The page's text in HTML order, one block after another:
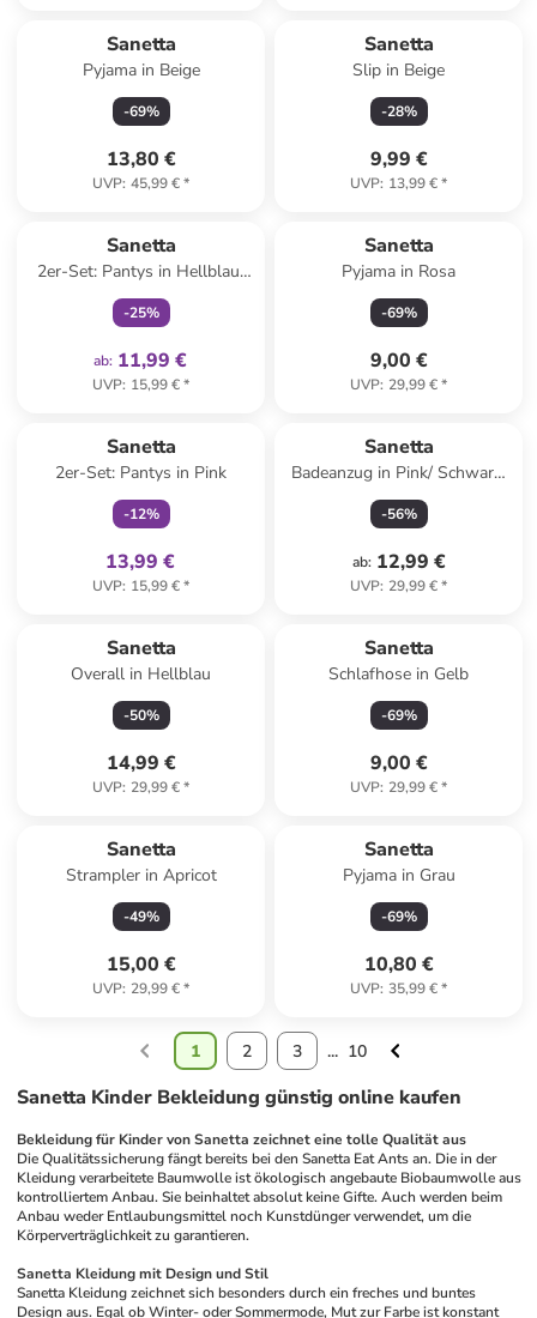
Sanetta
Pyjama in Beige
-69%
13,80 €
UVP: 45,99 €*
Sanetta
Slip in Beige
-28%
9,99 €
UVP: 13,99 €*
Sanetta
2er-Set: Pantys in Hellblau/
Creme
-25%
ab: 11,99 €
UVP: 15,99 €*
Sanetta
Pyjama in Rosa
-69%
9,00 €
UVP: 29,99 €*
Sanetta
2er-Set: Pantys in Pink
-12%
13,99 €
UVP: 15,99 €*
Sanetta
Badeanzug in Pink/ Schwarz/
Weiß
-56%
ab: 12,99 €
UVP: 29,99 €*
Sanetta
Overall in Hellblau
-50%
14,99 €
UVP: 29,99 €*
Sanetta
Schlafhose in Gelb
-69%
9,00 €
UVP: 29,99 €*
Sanetta
Strampler in Apricot
-49%
15,00 €
UVP: 29,99 €*
Sanetta
Pyjama in Grau
-69%
10,80 €
UVP: 35,99 €*
1 2 3 ... 10
Sanetta Kinder Bekleidung günstig online kaufen
Bekleidung für Kinder von Sanetta zeichnet eine tolle Qualität aus
Die Qualitätssicherung fängt bereits bei den Sanetta Eat Ants an. Die in der
Kleidung verarbeitete Baumwolle ist ökologisch angebaute Biobaumwolle aus
kontrolliertem Anbau. Sie beinhaltet absolut keine Gifte. Auch werden beim
Anbau weder Entlaubungsmittel noch Kunstdünger verwendet, um die
Körperverträglichkeit zu garantieren.
Sanetta Kleidung mit Design und Stil
Sanetta Kleidung zeichnet sich besonders durch ein freches und buntes
Design aus. Egal ob Winter- oder Sommermode, Mut zur Farbe ist konstant